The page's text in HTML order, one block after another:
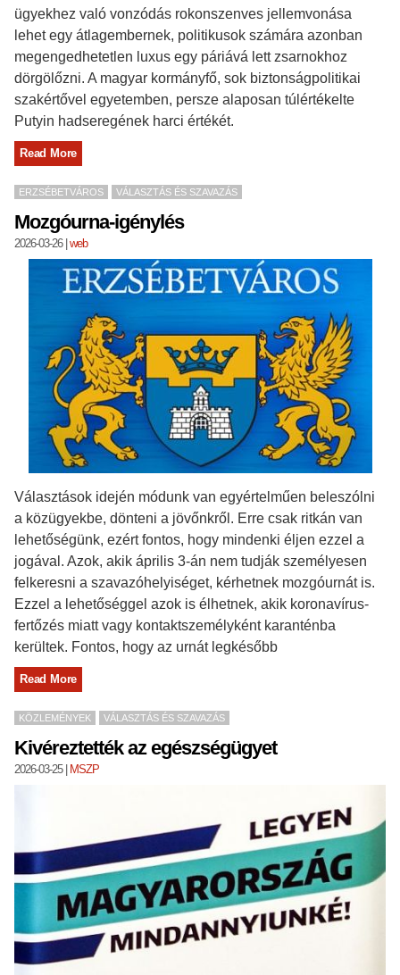
ügyekhez való vonzódás rokonszenves jellemvonása
lehet egy átlagembernek, politikusok számára azonban
megengedhetetlen luxus egy páriává lett zsarnokhoz
dörgölőzni. A magyar kormányfő, sok biztonságpolitikai
szakértővel egyetemben, persze alaposan túlértékelte
Putyin hadseregének harci értékét.
Read More
ERZSÉBETVÁROS VÁLASZTÁS ÉS SZAVAZÁS
Mozgóurna-igénylés
2026-03-26| web
Választások idején módunk van egyértelműen beleszólni
a közügyekbe, dönteni a jövőnkről. Erre csak ritkán van
lehetőségünk, ezért fontos, hogy mindenki éljen ezzel a
jogával. Azok, akik április 3-án nem tudják személyesen
felkeresni a szavazóhelyiséget, kérhetnek mozgóurnát is.
Ezzel a lehetőséggel azok is élhetnek, akik koronavírus-
fertőzés miatt vagy kontaktszemélyként karanténba
kerültek. Fontos, hogy az urnát legkésőbb
Read More
KÖZLEMÉNYEK VÁLASZTÁS ÉS SZAVAZÁS
Kivéreztették az egészségügyet
2026-03-25| MSZP